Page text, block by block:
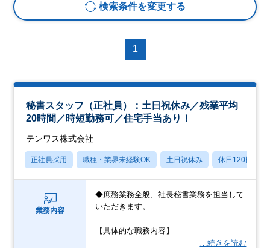
検索条件を変更する
1
秘書スタッフ（正社員）：土日祝休み／残業平均
20時間／時短勤務可／住宅手当あり！
テンワス株式会社
正社員採用 職種・業界未経験OK 土日祝休み 休日120日以上
業務内容
◆庶務業務全般、社長秘書業務を担当して
いただきます。
【具体的な職務内容】
…続きを読む